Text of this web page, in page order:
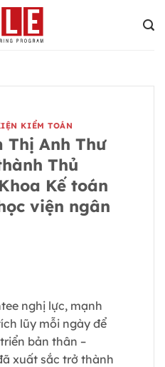
KIỂM TOÁN
Thị Anh Thư
Thủ
Kế toán
viện ngân
nghị lực, mạnh
lũy mỗi ngày để
bản thân –
xuất sắc trở thành